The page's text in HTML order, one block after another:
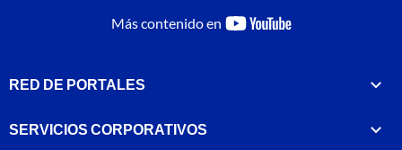
Más contenido en
youtube-
RED DE PORTALES
SERVICIOS CORPORATIVOS